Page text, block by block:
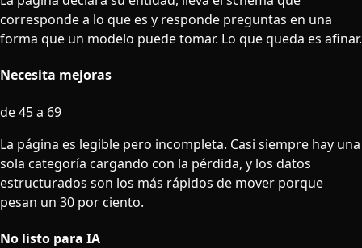
corresponde a lo que es y responde preguntas en una
forma que un modelo puede tomar. Lo que queda es afinar.
Necesita mejoras
de 45 a 69
La página es legible pero incompleta. Casi siempre hay una
sola categoría cargando con la pérdida, y los datos
estructurados son los más rápidos de mover porque
pesan un 30 por ciento.
No listo para IA